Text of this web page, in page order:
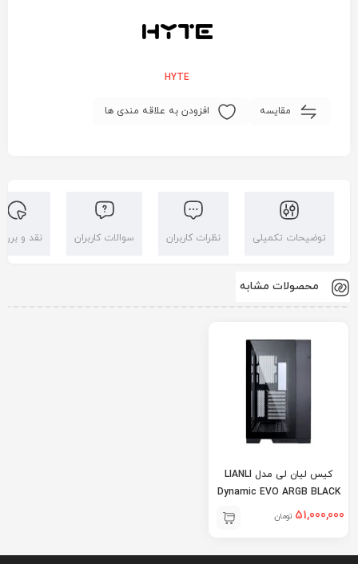
HYTE
مقایسه افزودن به علاقه مندی ها
توضیحات تکمیلی نظرات کاربران سوالات کاربران نقد و
محصولات مشابه
کیس لیان لی مدل LIANLI
Dynamic EVO ARGB BLACK
51,000,000 تومان